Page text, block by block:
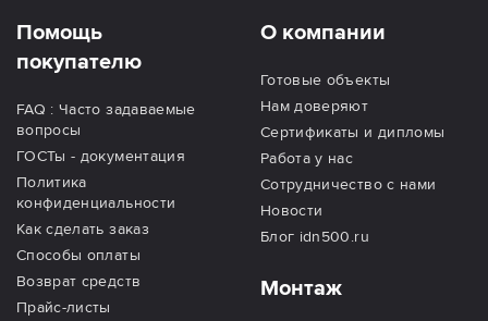
Помощь
покупателю
FAQ : Часто задаваемые
вопросы
ГОСТы - документация
Политика
конфиденциальности
Как сделать заказ
Способы оплаты
Возврат средств
Прайс-листы
О компании
Готовые объекты
Нам доверяют
Сертификаты и дипломы
Работа у нас
Сотрудничество с нами
Новости
Блог idn500.ru
Монтаж